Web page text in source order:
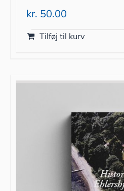
kr. 50.00
Tilføj til kurv